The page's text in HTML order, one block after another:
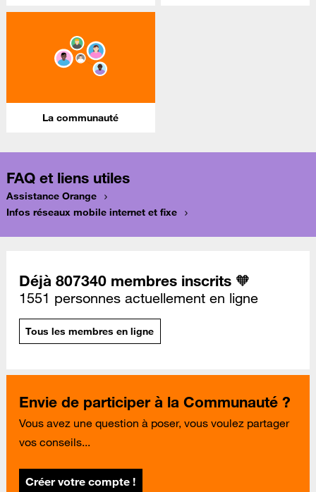
La communauté
FAQ et liens utiles
Assistance Orange
Infos réseaux mobile internet et fixe
Déjà 807340 membres inscrits 🧡
1551 personnes actuellement en ligne
Tous les membres en ligne
Envie de participer à la Communauté ?
Vous avez une question à poser, vous voulez partager
vos conseils...
Créer votre compte !